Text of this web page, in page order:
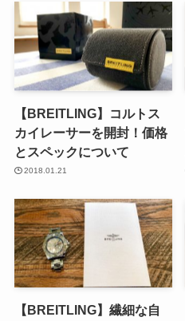
【BREITLING】コルトス
カイレーサーを開封！価格
とスペックについて
2018.01.21
【BREITLING】繊細な自